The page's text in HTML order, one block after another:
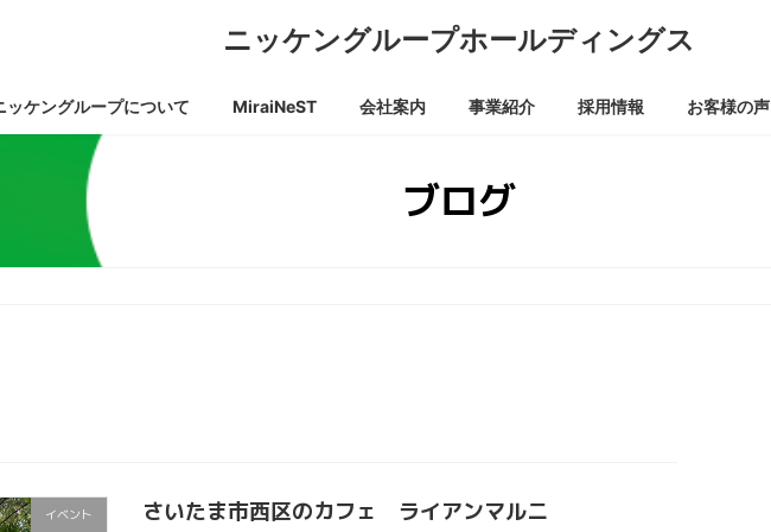
ニッケングループホールディングス
ッケングループについて MiraiNeST 会社案内 事業紹介 採用情報 お客様の声
ブログ
イベント さいたま市西区のカフェ ライアンマルニ